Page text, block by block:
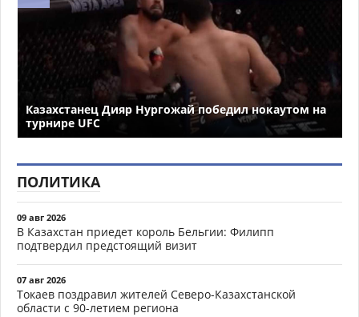
Казахстанец Дияр Нургожай победил нокаутом на
турнире UFC
ПОЛИТИКА
09 авг 2026
В Казахстан приедет король Бельгии: Филипп
подтвердил предстоящий визит
07 авг 2026
Токаев поздравил жителей Северо-Казахстанской
области с 90-летием региона